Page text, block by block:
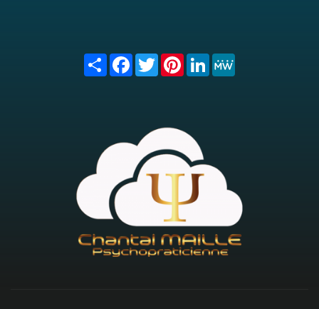
Share FacebookTwitterPinterest
LinkedIn